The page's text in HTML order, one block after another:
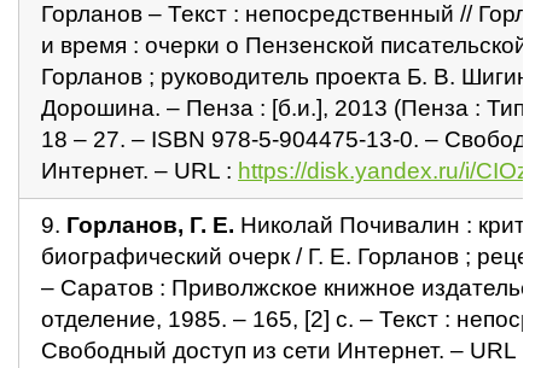
Горланов – Текст : непосредственный //
и время : очерки о Пензенской писательской
Горланов ; руководитель проекта Б. В. Шигин
Дорошина. – Пенза : [б.и.], 2013 (Пенза :
18 – 27. – ISBN 978-5-904475-13-0. –
Интернет. – URL : https://disk.yandex.ru/i/
9. Горланов, Г. Е. Николай Почивалин :
биографический очерк / Г. Е. Горланов ;
– Саратов : Приволжское книжное
отделение, 1985. – 165, [2] с. – Текст :
Свободный доступ из сети Интернет. – URL :